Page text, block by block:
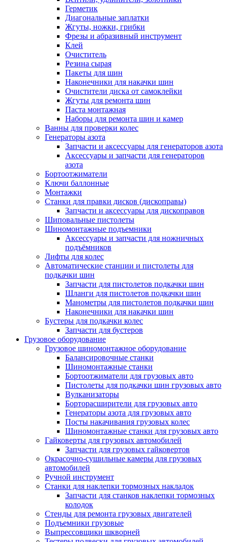
Герметик
Диагональные заплатки
Жгуты, ножки, грибки
Фрезы и абразивный инструмент
Клей
Очиститель
Резина сырая
Пакеты для шин
Наконечники для накачки шин
Очистители диска от самоклейки
Жгуты для ремонта шин
Паста монтажная
Наборы для ремонта шин и камер
Ванны для проверки колес
Генераторы азота
Запчасти и аксессуары для генераторов азота
Аксессуары и запчасти для генераторов
азота
Бортоотжиматели
Ключи баллонные
Монтажки
Станки для правки дисков (дископравы)
Запчасти и аксессуары для дископравов
Шиповальные пистолеты
Шиномонтажные подъемники
Аксессуары и запчасти для ножничных
подъёмников
Лифты для колес
Автоматические станции и пистолеты для
подкачки шин
Запчасти для пистолетов подкачки шин
Шланги для пистолетов подкачки шин
Манометры для пистолетов подкачки шин
Наконечники для накачки шин
Бустеры для подкачки колес
Запчасти для бустеров
Грузовое оборудование
Грузовое шиномонтажное оборудование
Балансировочные станки
Шиномонтажные станки
Бортоотжиматели для грузовых авто
Пистолеты для подкачки шин грузовых авто
Вулканизаторы
Борторасширители для грузовых авто
Генераторы азота для грузовых авто
Посты накачивания грузовых колес
Шиномонтажные станки для грузовых авто
Гайковерты для грузовых автомобилей
Запчасти для грузовых гайковертов
Окрасочно-сушильные камеры для грузовых
автомобилей
Ручной инструмент
Станки для наклепки тормозных накладок
Запчасти для станков наклепки тормозных
колодок
Стенды для ремонта грузовых двигателей
Подъемники грузовые
Выпрессовщики шкворней